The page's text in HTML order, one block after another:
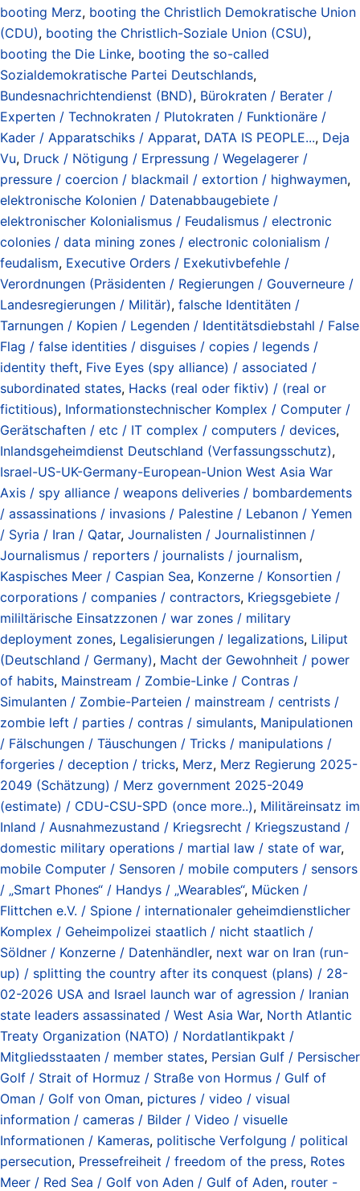
booting Merz, booting the Christlich Demokratische Union
(CDU), booting the Christlich-Soziale Union (CSU),
booting the Die Linke, booting the so-called
Sozialdemokratische Partei Deutschlands,
Bundesnachrichtendienst (BND), Bürokraten / Berater /
Experten / Technokraten / Plutokraten / Funktionäre /
Kader / Apparatschiks / Apparat, DATA IS PEOPLE..., Deja
Vu, Druck / Nötigung / Erpressung / Wegelagerer /
pressure / coercion / blackmail / extortion / highwaymen,
elektronische Kolonien / Datenabbaugebiete /
elektronischer Kolonialismus / Feudalismus / electronic
colonies / data mining zones / electronic colonialism /
feudalism, Executive Orders / Exekutivbefehle /
Verordnungen (Präsidenten / Regierungen / Gouverneure /
Landesregierungen / Militär), falsche Identitäten /
Tarnungen / Kopien / Legenden / Identitätsdiebstahl / False
Flag / false identities / disguises / copies / legends /
identity theft, Five Eyes (spy alliance) / associated /
subordinated states, Hacks (real oder fiktiv) / (real or
fictitious), Informationstechnischer Komplex / Computer /
Gerätschaften / etc / IT complex / computers / devices,
Inlandsgeheimdienst Deutschland (Verfassungsschutz),
Israel-US-UK-Germany-European-Union West Asia War
Axis / spy alliance / weapons deliveries / bombardements
/ assassinations / invasions / Palestine / Lebanon / Yemen
/ Syria / Iran / Qatar, Journalisten / Journalistinnen /
Journalismus / reporters / journalists / journalism,
Kaspisches Meer / Caspian Sea, Konzerne / Konsortien /
corporations / companies / contractors, Kriegsgebiete /
mililtärische Einsatzzonen / war zones / military
deployment zones, Legalisierungen / legalizations, Liliput
(Deutschland / Germany), Macht der Gewohnheit / power
of habits, Mainstream / Zombie-Linke / Contras /
Simulanten / Zombie-Parteien / mainstream / centrists /
zombie left / parties / contras / simulants, Manipulationen
/ Fälschungen / Täuschungen / Tricks / manipulations /
forgeries / deception / tricks, Merz, Merz Regierung 2025-
2049 (Schätzung) / Merz government 2025-2049
(estimate) / CDU-CSU-SPD (once more..), Militäreinsatz im
Inland / Ausnahmezustand / Kriegsrecht / Kriegszustand /
domestic military operations / martial law / state of war,
mobile Computer / Sensoren / mobile computers / sensors
/ „Smart Phones“ / Handys / „Wearables“, Mücken /
Flittchen e.V. / Spione / internationaler geheimdienstlicher
Komplex / Geheimpolizei staatlich / nicht staatlich /
Söldner / Konzerne / Datenhändler, next war on Iran (run-
up) / splitting the country after its conquest (plans) / 28-
02-2026 USA and Israel launch war of agression / Iranian
state leaders assassinated / West Asia War, North Atlantic
Treaty Organization (NATO) / Nordatlantikpakt /
Mitgliedsstaaten / member states, Persian Gulf / Persischer
Golf / Strait of Hormuz / Straße von Hormus / Gulf of
Oman / Golf von Oman, pictures / video / visual
information / cameras / Bilder / Video / visuelle
Informationen / Kameras, politische Verfolgung / political
persecution, Pressefreiheit / freedom of the press, Rotes
Meer / Red Sea / Golf von Aden / Gulf of Aden, router -